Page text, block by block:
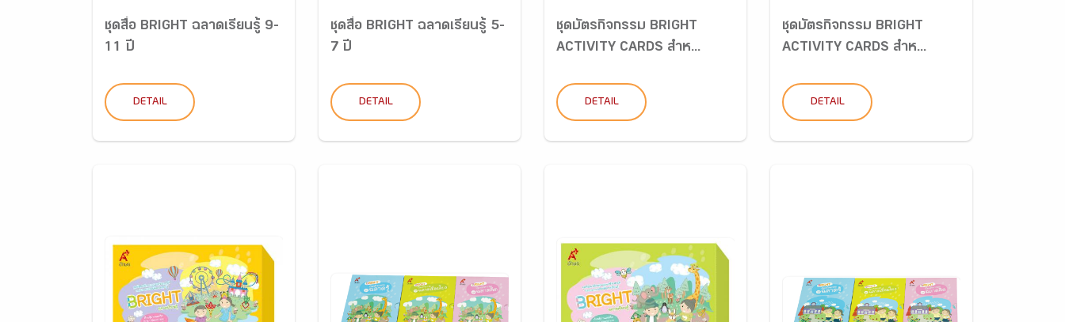
ชุดสื่อ BRIGHT ฉลาดเรียนรู้ 9-
11 ปี
DETAIL
ชุดสื่อ BRIGHT ฉลาดเรียนรู้ 5-
7 ปี
DETAIL
ชุดบัตรกิจกรรม BRIGHT
ACTIVITY CARDS สำห...
DETAIL
ชุดบัตรกิจกรรม BRIGHT
ACTIVITY CARDS สำห...
DETAIL